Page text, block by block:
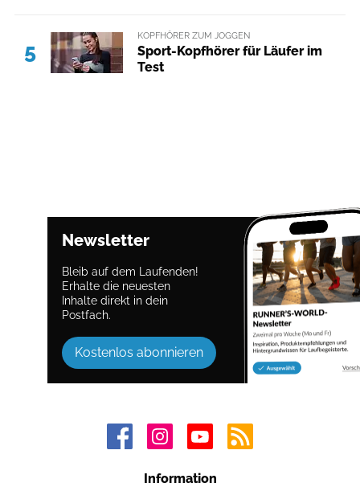
5
KOPFHÖRER ZUM JOGGEN
Sport-Kopfhörer für Läufer im
Test
Newsletter
Bleib auf dem Laufenden!
Erhalte die neuesten
Inhalte direkt in dein
Postfach.
Kostenlos abonnieren
Information